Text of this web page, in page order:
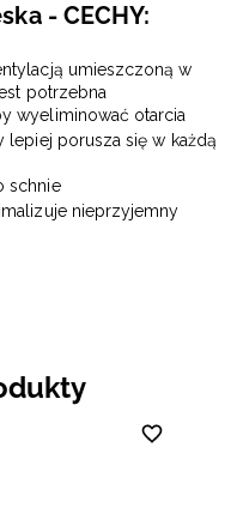
- CECHY:
umieszczoną w
potrzebna
wyeliminować otarcia
lepiej porusza się w każdą
schnie
nieprzyjemny